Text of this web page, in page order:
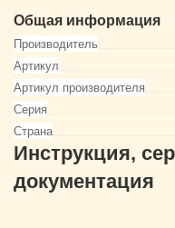
Общая информация
Производитель
Артикул
Артикул производителя
Серия
Страна
Инструкция,
документация